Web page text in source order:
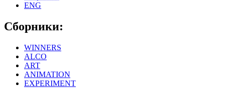
ENG
Сборники:
WINNERS
ALCO
ART
ANIMATION
EXPERIMENT